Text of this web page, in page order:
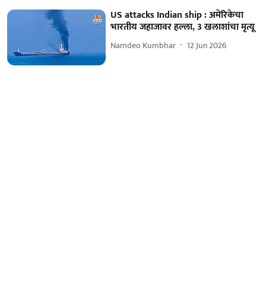
US attacks Indian ship : अमेरिकेचा
भारतीय जहाजावर हल्ला, 3 खलाशांचा मृत्यू
Namdeo Kumbhar 12 Jun 2026